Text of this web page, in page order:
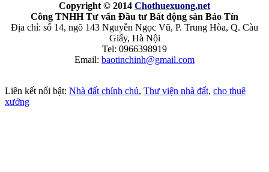
Copyright © 2014 Chothuexuong.net
Công TNHH Tư vấn Đầu tư Bất động sản Bảo Tín
Địa chỉ: số 14, ngõ 143 Nguyễn Ngọc Vũ, P. Trung Hòa, Q. Càu
Giấy, Hà Nội
Tel: 0966398919
Email: baotinchinh@gmail.com
Liên kết nổi bật: Nhà đất chính chủ, Thư viện nhà đất, cho thuê
xưởng